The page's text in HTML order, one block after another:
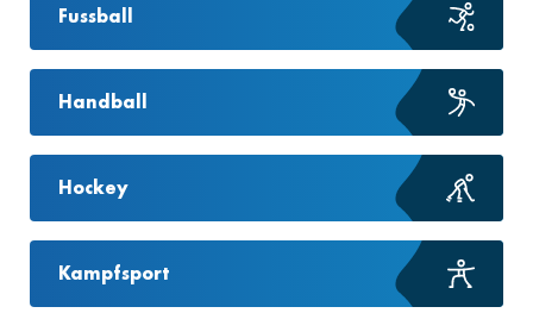
Fussball
Handball
Hockey
Kampfsport